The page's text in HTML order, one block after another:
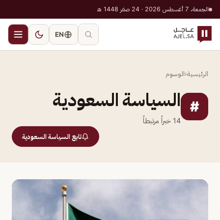
الجمعة، 7 أغسطس 2026 · 24 صفر 1448 هـ
EN
الرئيسية‹الوسوم
# السياسة السعودية
14 خبراً مرتبطاً
تابع السياسة السعودية